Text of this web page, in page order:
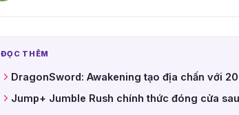
ĐỌC THÊM
DragonSword: Awakening tạo địa chấn với
Jump+ Jumble Rush chính thức đóng cửa